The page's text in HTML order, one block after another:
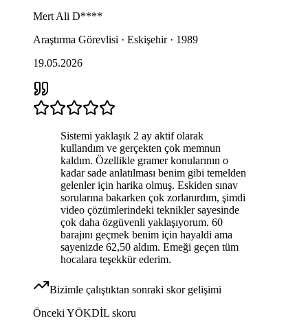
Mert Ali D****
Araştırma Görevlisi · Eskişehir · 1989
19.05.2026
Sistemi yaklaşık 2 ay aktif olarak
kullandım ve gerçekten çok memnun
kaldım. Özellikle gramer konularının o
kadar sade anlatılması benim gibi temelden
gelenler için harika olmuş. Eskiden sınav
sorularına bakarken çok zorlanırdım, şimdi
video çözümlerindeki teknikler sayesinde
çok daha özgüvenli yaklaşıyorum. 60
barajını geçmek benim için hayaldi ama
sayenizde 62,50 aldım. Emeği geçen tüm
hocalara teşekkür ederim.
Bizimle çalıştıktan sonraki skor gelişimi
Önceki YÖKDİL skoru